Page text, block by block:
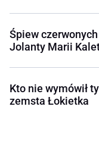
Śpiew
Jolanty Marii
Kto nie wymówił
zemsta Łokietka